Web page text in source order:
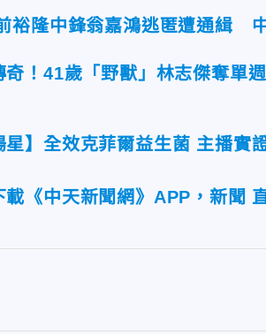
裕隆中鋒翁嘉鴻逃匿遭通緝
奇！41歲「野獸」林志傑奪單
星】全效克菲爾益生菌 主播實
載《中天新聞網》APP，新聞